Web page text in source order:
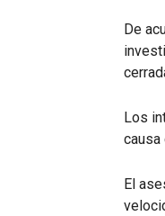
De
Los
causa
El